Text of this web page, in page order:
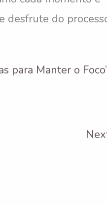
desfrute do
para Manter o